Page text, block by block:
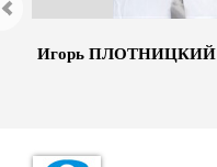
Игорь ПЛОТНИЦКИЙ